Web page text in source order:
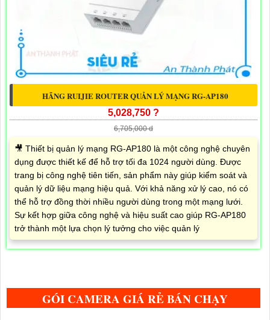
HÃNG RUIJIE ROUTER QUẢN LÝ MẠNG RG-AP180
5,028,750 ?
6,705,000 d
🎥 Thiết bị quản lý mạng RG-AP180 là một công nghệ chuyên
dụng được thiết kế để hỗ trợ tối đa 1024 người dùng. Được
trang bị công nghệ tiên tiến, sản phẩm này giúp kiểm soát và
quản lý dữ liệu mạng hiệu quả. Với khả năng xử lý cao, nó có
thể hỗ trợ đồng thời nhiều người dùng trong một mạng lưới.
Sự kết hợp giữa công nghệ và hiệu suất cao giúp RG-AP180
trở thành một lựa chọn lý tưởng cho việc quản lý
GÓI CAMERA GIÁ RẺ BÁN CHẠY